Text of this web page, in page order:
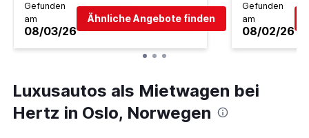
Gefunden
am
08/03/26
Ähnliche Angebote finden
Gefunden
am
08/02/26
Luxusautos als Mietwagen bei
Hertz in Oslo, Norwegen